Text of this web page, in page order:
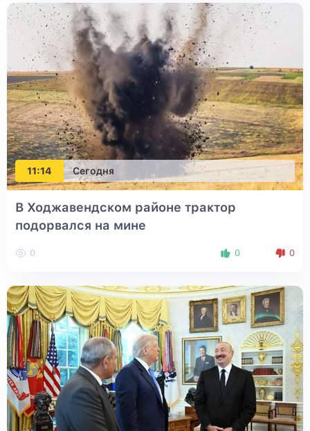
11:14 Сегодня
В Ходжавендском районе трактор
подорвался на мине
0 0 0